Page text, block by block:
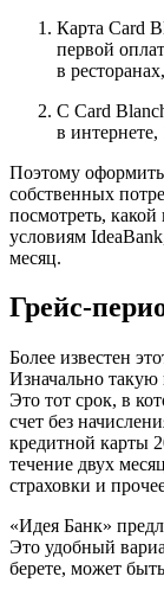
Карта Card
первой
в
С Card
в
Поэтому
собственных
посмотреть,
условиям
месяц.
Грейс-
Более известен
Изначально
Это тот срок, в
счет без
кредитной карты
течение двух
страховки и
«Идея Банк»
Это удобный
берете, может